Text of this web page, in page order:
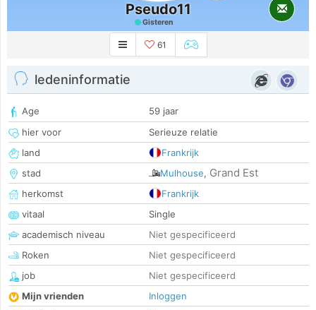
Pseudo11
Gisteren
61
ledeninformatie
Age
59 jaar
hier voor
Serieuze relatie
land
Frankrijk
stad
Mulhouse, Grand Est
herkomst
Frankrijk
vitaal
Single
academisch niveau
Niet gespecificeerd
Roken
Niet gespecificeerd
job
Niet gespecificeerd
Mijn vrienden
Inloggen